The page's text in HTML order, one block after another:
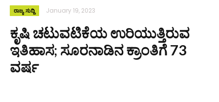
ರಾಜ್ಯ ಸುದ್ದಿ January 19, 2023
ಕೃಷಿ ಚಟುವಟಿಕೆಯ ಉರಿಯುತ್ತಿರುವ
ಇತಿಹಾಸ; ಸೂರನಾಡಿನ ಕ್ರಾಂತಿಗೆ 73
ವರ್ಷ